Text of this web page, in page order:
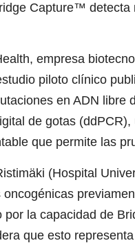
Capture™ detecta
empresa
piloto clínico
en ADN
de gotas
que permite las
(Hospital
la capacidad de
que esto